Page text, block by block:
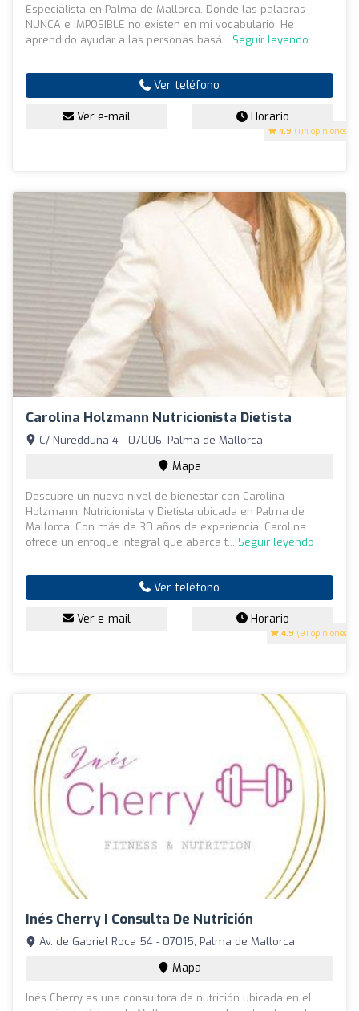
4.9 (114 opiniones)
Especialista en Palma de Mallorca. Donde las palabras
NUNCA e IMPOSIBLE no existen en mi vocabulario. He
aprendido ayudar a las personas basá... Seguir leyendo
Ver teléfono
Ver e-mail Horario
Carolina Holzmann Nutricionista Dietista
4.9 (91 opiniones)
C/ Nuredduna 4 - 07006, Palma de Mallorca
Mapa
Descubre un nuevo nivel de bienestar con Carolina
Holzmann, Nutricionista y Dietista ubicada en Palma de
Mallorca. Con más de 30 años de experiencia, Carolina
ofrece un enfoque integral que abarca t... Seguir leyendo
Ver teléfono
Ver e-mail Horario
Inés Cherry I Consulta De Nutrición
Av. de Gabriel Roca 54 - 07015, Palma de Mallorca
Mapa
Inés Cherry es una consultora de nutrición ubicada en el